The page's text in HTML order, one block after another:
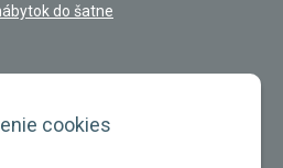
cookies
do šatne